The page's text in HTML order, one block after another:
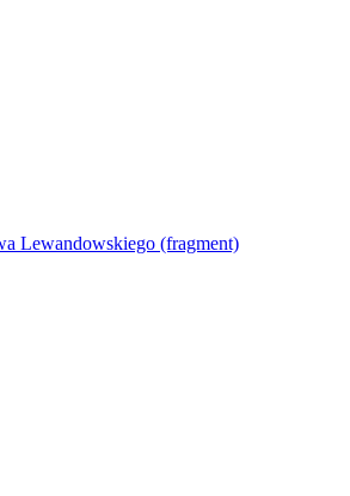
Lewandowskiego (fragment)